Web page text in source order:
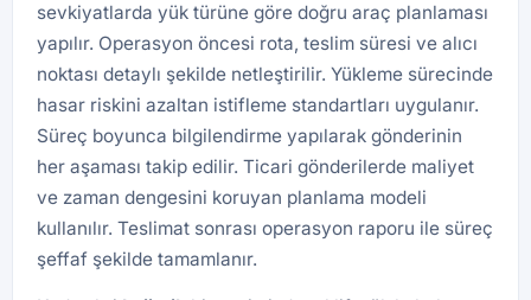
sevkiyatlarda yük türüne göre doğru araç planlaması
yapılır. Operasyon öncesi rota, teslim süresi ve alıcı
noktası detaylı şekilde netleştirilir. Yükleme sürecinde
hasar riskini azaltan istifleme standartları uygulanır.
Süreç boyunca bilgilendirme yapılarak gönderinin
her aşaması takip edilir. Ticari gönderilerde maliyet
ve zaman dengesini koruyan planlama modeli
kullanılır. Teslimat sonrası operasyon raporu ile süreç
şeffaf şekilde tamamlanır.